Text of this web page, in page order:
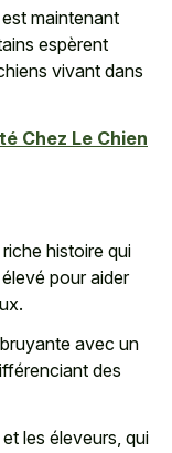
maintenant
espèrent
vivant dans
Chez Le Chien
histoire qui
pour aider
avec un
des
les éleveurs, qui